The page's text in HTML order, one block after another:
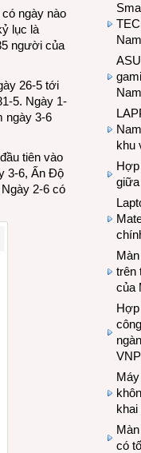
ngày nào
lục là
người của
26-5 tới
5. Ngày 1-
ngày 3-6
tiên vào
3-6, Ấn Độ
2-6 có
Nam
khu
Hợp
giữa
trên
của
có